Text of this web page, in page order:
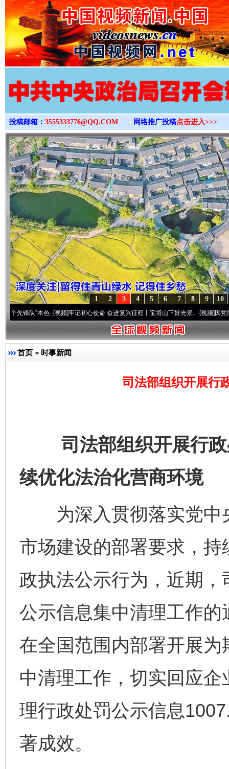
>
投稿邮箱： 3555333776@QQ.COM 网络推广投稿点击进入>>>
10
9
8
7
6
5
4
3
2
1
”本色·[视频]牢记初心使命 奋进复兴征程丨宝塔山下好光景..·[视频]因党而生 为党
首页 » 时事新闻
司法部组织开展行
司法部组织开展行政
续优化法治化营商环境
为深入贯彻落实党中
市场建设的部署要求，
政执法公示行为，近期
公示信息集中清理工作
在全国范围内部署开展
中清理工作，切实回应
理行政处罚公示信息
著成效。